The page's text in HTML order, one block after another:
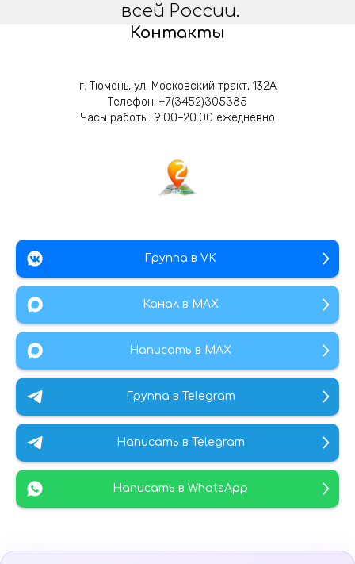
всей России.
Контакты
г. Тюмень, ул. Московский тракт, 132А
Телефон: +7(3452)305385
Часы работы: 9:00–20:00 ежедневно
Группа в VK
Канал в МАХ
Написать в MAX
Группа в Telegram
Написать в Telegram
Написать в WhatsApp